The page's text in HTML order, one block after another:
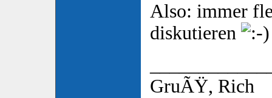
Also: immer
diskutieren
GruÃŸ, Rich